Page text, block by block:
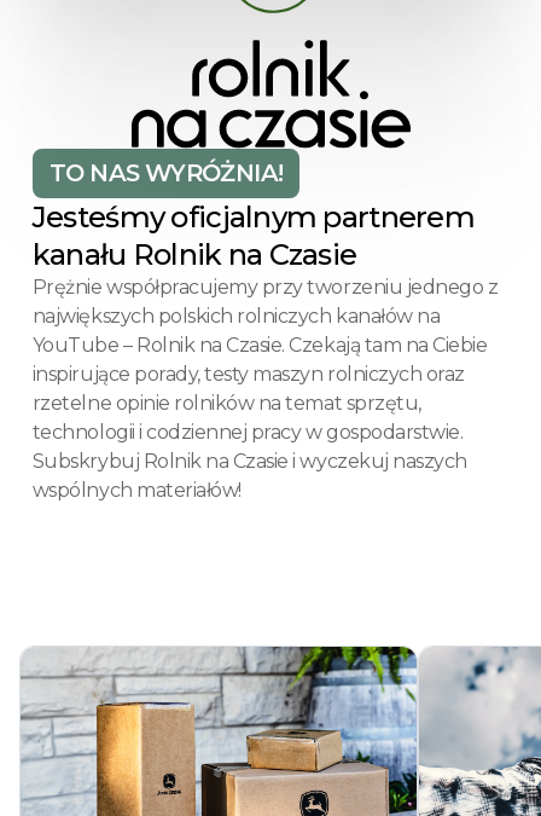
TO NAS WYRÓŻNIA!
Jesteśmy oficjalnym partnerem
kanału Rolnik na Czasie
Prężnie współpracujemy przy tworzeniu jednego z
największych polskich rolniczych kanałów na
YouTube – Rolnik na Czasie. Czekają tam na Ciebie
inspirujące porady, testy maszyn rolniczych oraz
rzetelne opinie rolników na temat sprzętu,
technologii i codziennej pracy w gospodarstwie.
Subskrybuj Rolnik na Czasie i wyczekuj naszych
wspólnych materiałów!